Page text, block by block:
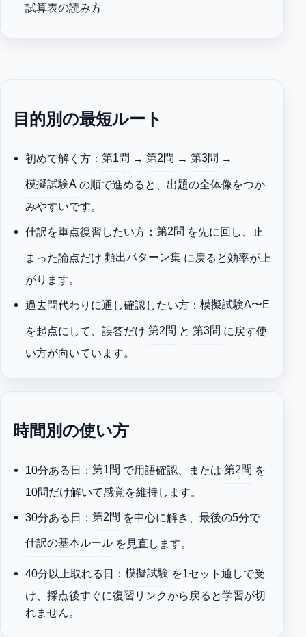
試算表の読み方
目的別の最短ルート
初めて解く方： 第1問 → 第2問 → 第3問 →
模擬試験A の順で進めると、出題の全体像をつか
みやすいです。
仕訳を重点復習したい方： 第2問 を先に回し、止
まった論点だけ 頻出パターン集 に戻ると効率が上
がります。
過去問代わりに通し確認したい方： 模擬試験A〜E
を起点にして、誤答だけ 第2問 と 第3問 に戻す使
い方が向いています。
時間別の使い方
10分ある日： 第1問 で用語確認、または 第2問 を
10問だけ解いて感覚を維持します。
30分ある日： 第2問 を中心に解き、最後の5分で
仕訳の基本ルール を見直します。
40分以上取れる日： 模擬試験 を1セット通しで受
け、採点後すぐに復習リンクから戻ると学習が切
れません。